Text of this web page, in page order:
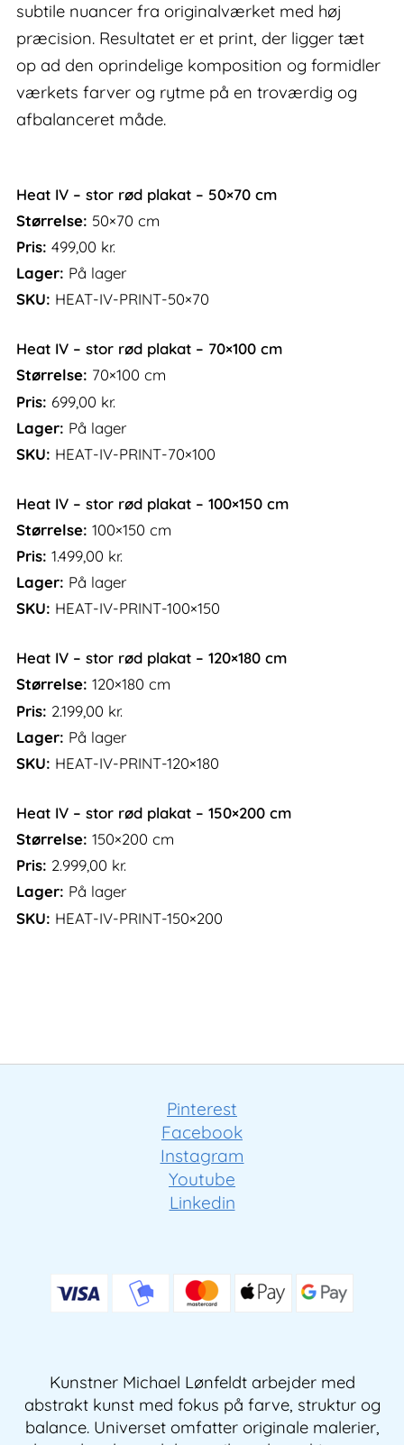
subtile nuancer fra originalværket med høj
præcision. Resultatet er et print, der ligger tæt
op ad den oprindelige komposition og formidler
værkets farver og rytme på en troværdig og
afbalanceret måde.
Heat IV – stor rød plakat – 50×70 cm
Størrelse: 50×70 cm
Pris: 499,00 kr.
Lager: På lager
SKU: HEAT-IV-PRINT-50×70
Heat IV – stor rød plakat – 70×100 cm
Størrelse: 70×100 cm
Pris: 699,00 kr.
Lager: På lager
SKU: HEAT-IV-PRINT-70×100
Heat IV – stor rød plakat – 100×150 cm
Størrelse: 100×150 cm
Pris: 1.499,00 kr.
Lager: På lager
SKU: HEAT-IV-PRINT-100×150
Heat IV – stor rød plakat – 120×180 cm
Størrelse: 120×180 cm
Pris: 2.199,00 kr.
Lager: På lager
SKU: HEAT-IV-PRINT-120×180
Heat IV – stor rød plakat – 150×200 cm
Størrelse: 150×200 cm
Pris: 2.999,00 kr.
Lager: På lager
SKU: HEAT-IV-PRINT-150×200
Pinterest
Facebook
Instagram
Youtube
Linkedin
Kunstner Michael Lønfeldt arbejder med
abstrakt kunst med fokus på farve, struktur og
balance. Universet omfatter originale malerier,